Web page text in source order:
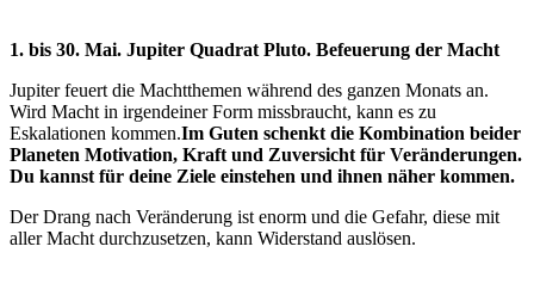
1. bis 30. Mai. Jupiter Quadrat Pluto. Befeuerung der Macht
Jupiter feuert die Machtthemen während des ganzen Monats an.
Wird Macht in irgendeiner Form missbraucht, kann es zu
Eskalationen kommen.Im Guten schenkt die Kombination beider
Planeten Motivation, Kraft und Zuversicht für Veränderungen.
Du kannst für deine Ziele einstehen und ihnen näher kommen.
Der Drang nach Veränderung ist enorm und die Gefahr, diese mit
aller Macht durchzusetzen, kann Widerstand auslösen.